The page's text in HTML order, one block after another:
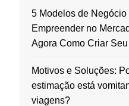
5 Modelos de
Empreender no
Agora Como Criar
Motivos e Soluções:
estimação está
viagens?